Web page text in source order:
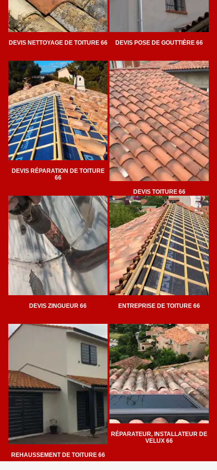
DEVIS NETTOYAGE DE TOITURE 66 DEVIS POSE DE GOUTTIÈRE 66
DEVIS RÉPARATION DE TOITURE
66
DEVIS TOITURE 66
DEVIS ZINGUEUR 66 ENTREPRISE DE TOITURE 66
REHAUSSEMENT DE TOITURE 66
RÉPARATEUR, INSTALLATEUR DE
VELUX 66